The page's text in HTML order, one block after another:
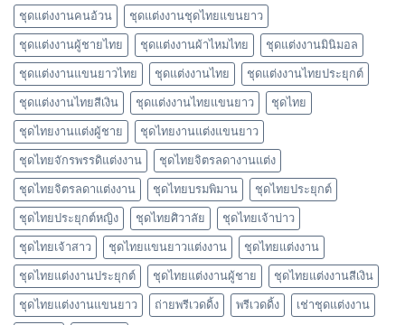
ชุดแต่งงานคนอ้วน ชุดแต่งงานชุดไทยแขนยาว
ชุดแต่งงานผู้ชายไทย ชุดแต่งงานผ้าไหมไทย ชุดแต่งงานมินิมอล
ชุดแต่งงานแขนยาวไทย ชุดแต่งงานไทย ชุดแต่งงานไทยประยุกต์
ชุดแต่งงานไทยสีเงิน ชุดแต่งงานไทยแขนยาว ชุดไทย
ชุดไทยงานแต่งผู้ชาย ชุดไทยงานแต่งแขนยาว
ชุดไทยจักรพรรดิแต่งงาน ชุดไทยจิตรลดางานแต่ง
ชุดไทยจิตรลดาแต่งงาน ชุดไทยบรมพิมาน ชุดไทยประยุกต์
ชุดไทยประยุกต์หญิง ชุดไทยศิวาลัย ชุดไทยเจ้าบ่าว
ชุดไทยเจ้าสาว ชุดไทยแขนยาวแต่งงาน ชุดไทยแต่งงาน
ชุดไทยแต่งงานประยุกต์ ชุดไทยแต่งงานผู้ชาย ชุดไทยแต่งงานสีเงิน
ชุดไทยแต่งงานแขนยาว ถ่ายพรีเวดดิ้ง พรีเวดดิ้ง เช่าชุดแต่งงาน